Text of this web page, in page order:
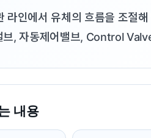
라인에서 유체의 흐름을 조절
브, 자동제어밸브, Control
내용